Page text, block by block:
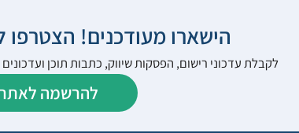
הישארו מעודכנים! הצטרפו
לקבלת עדכוני רישום, הפסקות שיווק, כתבות תוכן
להרשמה